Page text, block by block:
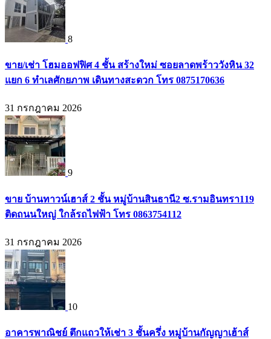
8
ขาย/เช่า โฮมออฟฟิศ 4 ชั้น สร้างใหม่ ซอยลาดพร้าววังหิน 32
แยก 6 ทำเลศักยภาพ เดินทางสะดวก โทร 0875170636
31 กรกฎาคม 2026
9
ขาย บ้านทาวน์เฮาส์ 2 ชั้น หมู่บ้านสินธานี2 ซ.รามอินทรา119
ติดถนนใหญ่ ใกล้รถไฟฟ้า โทร 0863754112
31 กรกฎาคม 2026
10
อาคารพาณิชย์ ตึกแถวให้เช่า 3 ชั้นครึ่ง หมู่บ้านกัญญาเฮ้าส์